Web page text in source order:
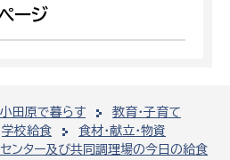
小田原で暮らす
教育・子育て
学校給食
食材・献立・物資
ンター及び共同調理場の今日の給食
ージ